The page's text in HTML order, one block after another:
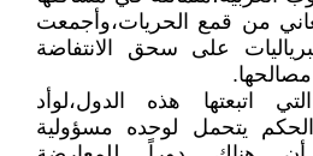
من قمع الحريات،وأجمعت
على سحق الانتفاضة
اتبعتها هذه الدول،لوأد
يتحمل لوحده مسؤولية